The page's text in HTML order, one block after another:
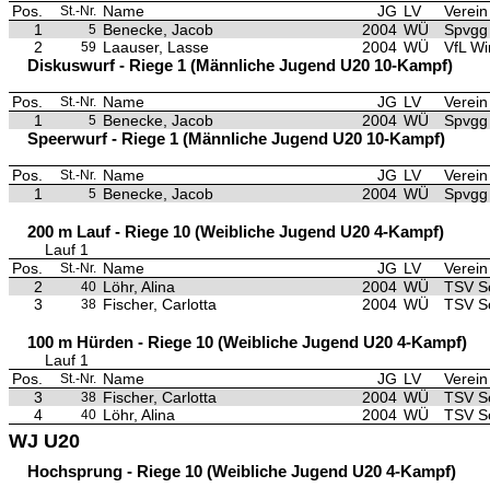
Pos. St.-Nr. Name JG LV
Verein
1
5 Benecke, Jacob 2004 WÜ
2
59 Laauser, Lasse 2004 WÜ VfL
Diskuswurf - Riege 1 (Männliche Jugend U20 10-Kampf)
Pos. St.-Nr. Name JG LV
Verein
1
5 Benecke, Jacob 2004 WÜ
Speerwurf - Riege 1 (Männliche Jugend U20 10-Kampf)
Pos. St.-Nr. Name JG LV
Verein
1
5 Benecke, Jacob 2004 WÜ
200 m Lauf - Riege 10 (Weibliche Jugend U20 4-Kampf)
Lauf 1
Pos.
St.-Nr. Name JG LV
Verein
2
40 Löhr, Alina 2004 WÜ
TSV
3
38 Fischer, Carlotta 2004 WÜ TSV
100 m Hürden - Riege 10 (Weibliche Jugend U20 4-Kampf)
Lauf 1
Pos.
St.-Nr. Name JG LV
Verein
3
38 Fischer, Carlotta 2004 WÜ
TSV
4
40 Löhr, Alina 2004 WÜ TSV
WJ U20
Hochsprung - Riege 10 (Weibliche Jugend U20 4-Kampf)